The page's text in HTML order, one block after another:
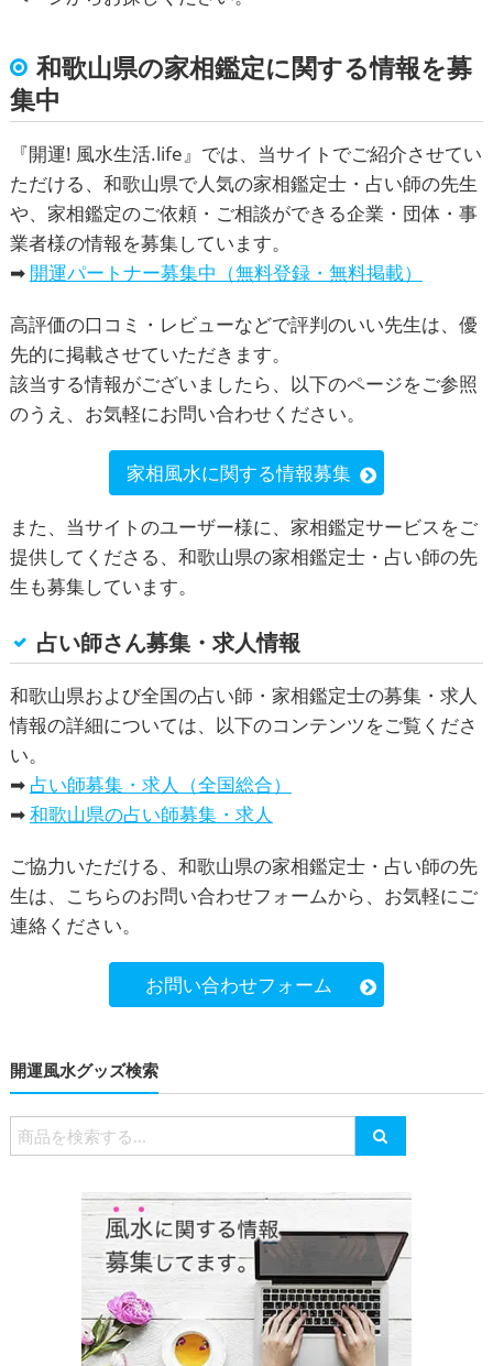
和歌山県の家相鑑定に関する情報を募
集中
『開運! 風水生活.life』では、当サイトでご紹介させてい
ただける、 和歌山県で人気の家相鑑定士・占い師の先生
や、 家相鑑定のご依頼・ご相談ができる企業・団体・事
業者様の情報を募集しています。
➡ 開運パートナー募集中（無料登録・無料掲載）
高評価の口コミ・レビューなどで評判のいい先生は、優
先的に掲載させていただきます。
該当する情報がございましたら、以下のページをご参照
のうえ、お気軽にお問い合わせください。
家相風水に関する情報募集
また、当サイトのユーザー様に、家相鑑定サービスをご
提供してくださる、和歌山県の家相鑑定士・占い師の先
生も募集しています。
占い師さん募集・求人情報
和歌山県および全国の占い師・家相鑑定士の募集・求人
情報の詳細については、以下のコンテンツをご覧くださ
い。
➡ 占い師募集・求人（全国総合）
➡和歌山県の占い師募集・求人
ご協力いただける、和歌山県の家相鑑定士・占い師の先
生は、こちらのお問い合わせフォームから、お気軽にご
連絡ください。
お問い合わせフォーム
開運風水グッズ検索
検
索